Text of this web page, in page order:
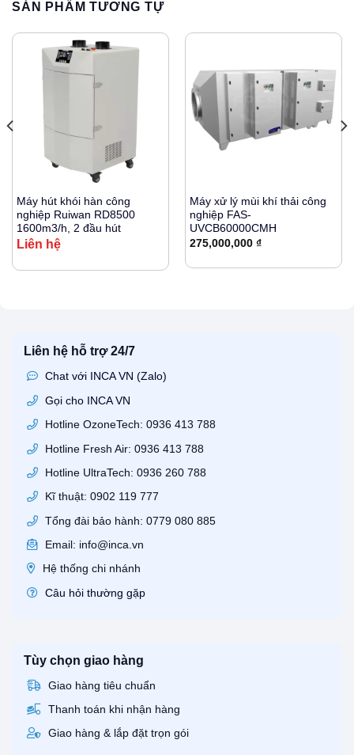
SẢN PHẨM TƯƠNG TỰ
Máy hút khói hàn công
nghiệp Ruiwan RD8500
1600m3/h, 2 đầu hút
Liên hệ
Máy xử lý mùi khí thải công
nghiệp FAS-
UVCB60000CMH
275,000,000 ₫
Liên hệ hỗ trợ 24/7
Chat với INCA VN (Zalo)
Gọi cho INCA VN
Hotline OzoneTech: 0936 413 788
Hotline Fresh Air: 0936 413 788
Hotline UltraTech: 0936 260 788
Kĩ thuật: 0902 119 777
Tổng đài bảo hành: 0779 080 885
Email: info@inca.vn
Hệ thống chi nhánh
Câu hỏi thường gặp
Tùy chọn giao hàng
Giao hàng tiêu chuẩn
Thanh toán khi nhận hàng
Giao hàng & lắp đặt trọn gói